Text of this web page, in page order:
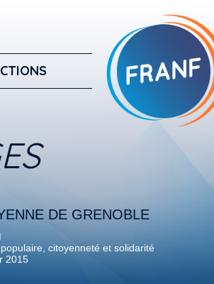
DE GRENOBLE
citoyenneté et solidarité
2015